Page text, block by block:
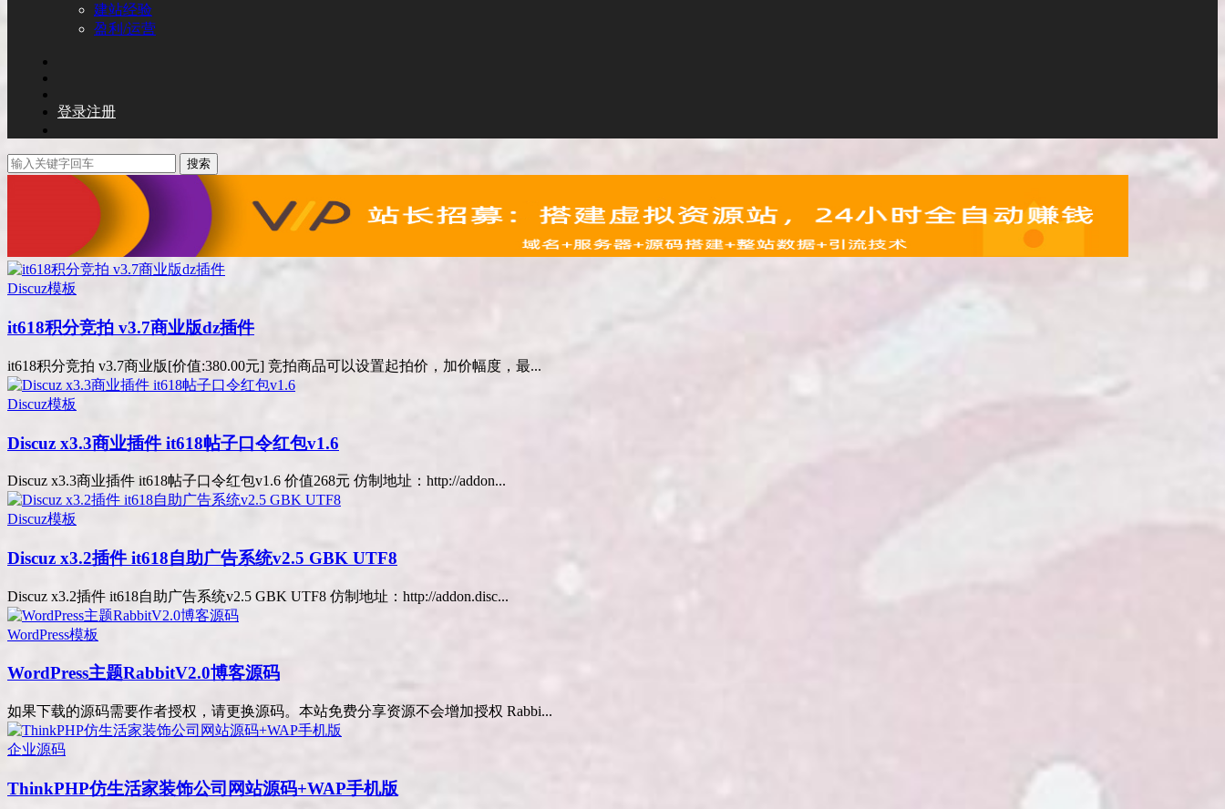
建站经验
盈利/运营
登录注册
搜索
Discuz模板
it618积分竞拍 v3.7商业版dz插件
it618积分竞拍 v3.7商业版[价值:380.00元] 竞拍商品可以设置起拍价，加价幅度，最...
Discuz模板
Discuz x3.3商业插件 it618帖子口令红包v1.6
Discuz x3.3商业插件 it618帖子口令红包v1.6 价值268元 仿制地址：http://addon...
Discuz模板
Discuz x3.2插件 it618自助广告系统v2.5 GBK UTF8
Discuz x3.2插件 it618自助广告系统v2.5 GBK UTF8 仿制地址：http://addon.disc...
WordPress模板
WordPress主题RabbitV2.0博客源码
如果下载的源码需要作者授权，请更换源码。本站免费分享资源不会增加授权 Rabbi...
企业源码
ThinkPHP仿生活家装饰公司网站源码+WAP手机版